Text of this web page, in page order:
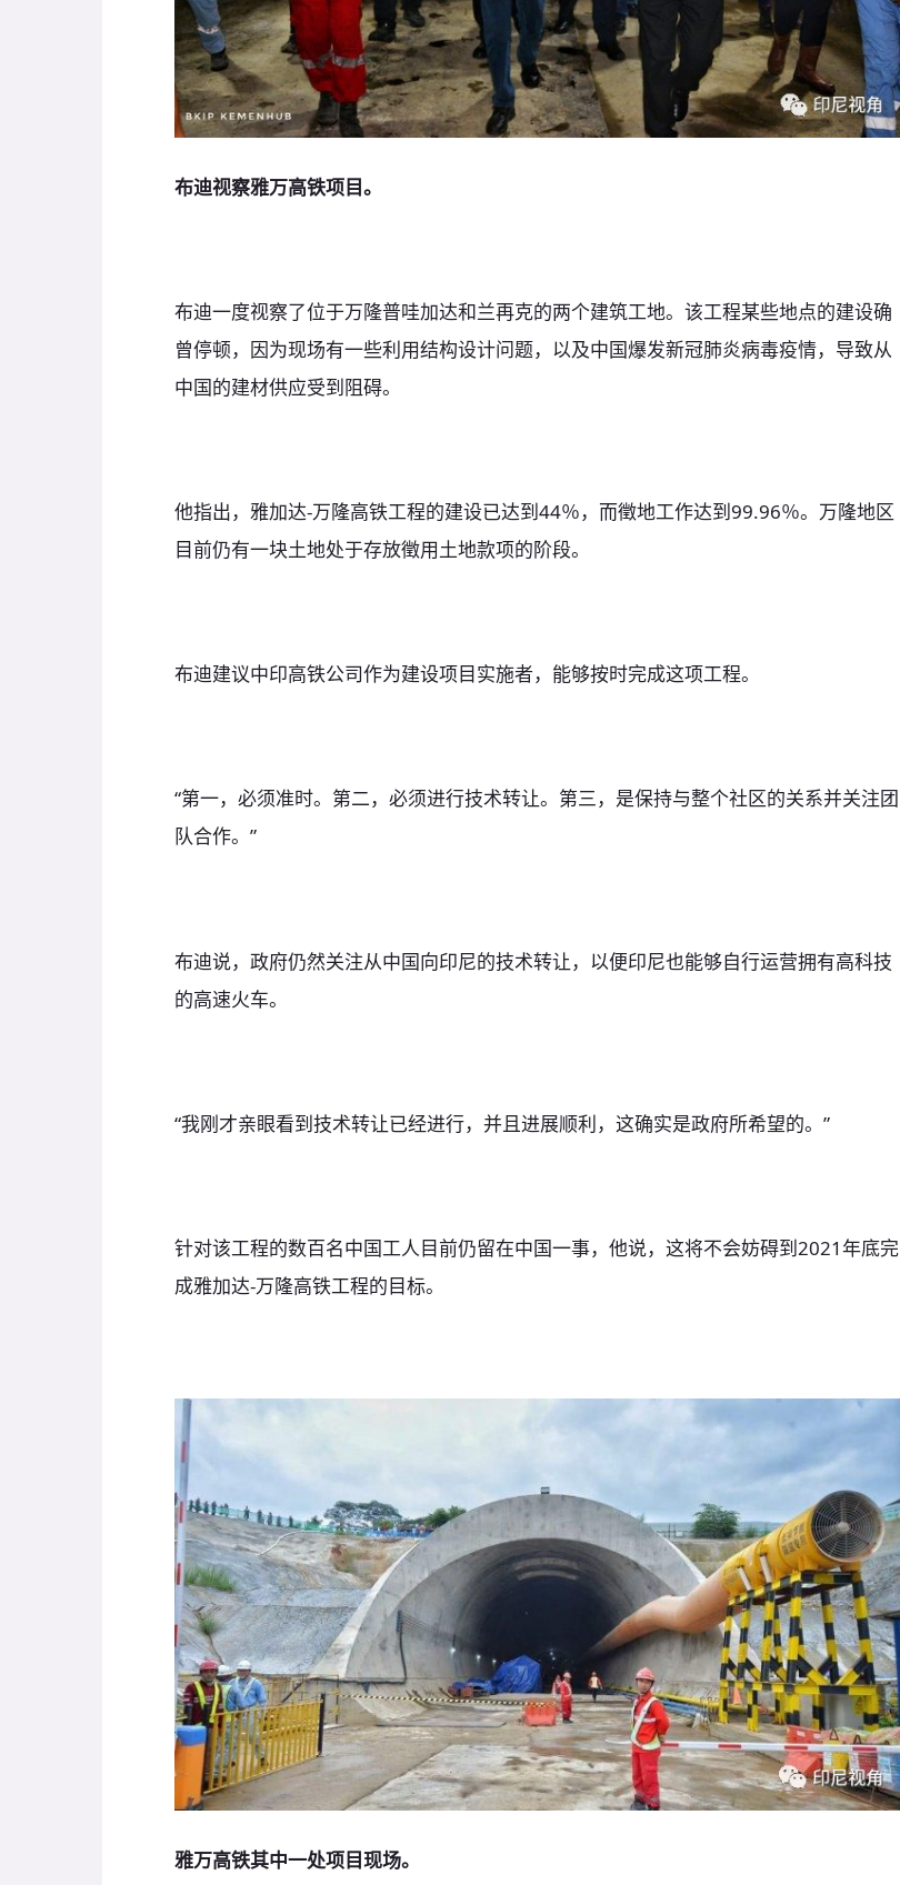
布迪视察雅万高铁项目。
布迪一度视察了位于万隆普哇加达和兰再克的两个建筑工地。该工程某些地点的建设确
曾停顿，因为现场有一些利用结构设计问题，以及中国爆发新冠肺炎病毒疫情，导致从
中国的建材供应受到阻碍。
他指出，雅加达-万隆高铁工程的建设已达到44％，而徵地工作达到99.96％。万隆地区
目前仍有一块土地处于存放徵用土地款项的阶段。
布迪建议中印高铁公司作为建设项目实施者，能够按时完成这项工程。
“第一，必须准时。第二，必须进行技术转让。第三，是保持与整个社区的关系并关注团
队合作。”
布迪说，政府仍然关注从中国向印尼的技术转让，以便印尼也能够自行运营拥有高科技
的高速火车。
“我刚才亲眼看到技术转让已经进行，并且进展顺利，这确实是政府所希望的。”
针对该工程的数百名中国工人目前仍留在中国一事，他说，这将不会妨碍到2021年底完
成雅加达-万隆高铁工程的目标。
雅万高铁其中一处项目现场。